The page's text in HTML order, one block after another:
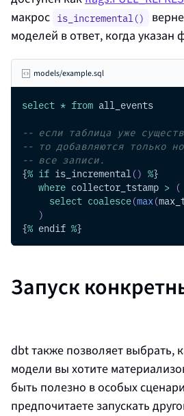
макрос is_incremental()
моделей в ответ, когда указан
models/example.sql
select * from all_events
-- если таблица уже
-- то добавляются только
-- все записи.
{% if is_incremental() %}
where collector_tstamp > (
select coalesce(max(
)
{% endif %}
Запуск
dbt также позволяет выбрать,
модели вы хотите
быть полезно в особых
предпочитаете запускать